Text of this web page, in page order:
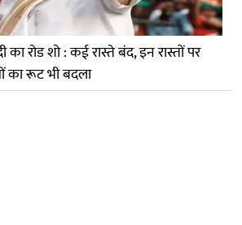
का रोड शो : कई रास्ते बंद, इन रास्तों पर
का रूट भी बदला